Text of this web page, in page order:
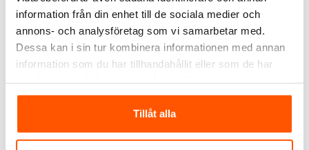
information från din enhet till de sociala medier och
annons- och analysföretag som vi samarbetar med.
Dessa kan i sin tur kombinera informationen med annan
information som du har tillhandahållit eller som de har
Tillåt alla
RELATERADE PRODUKTER